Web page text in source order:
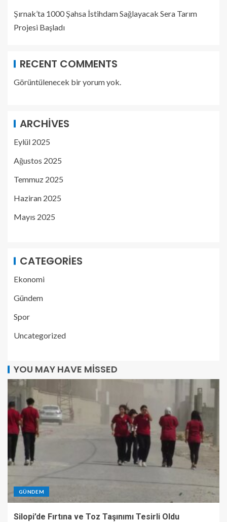
Şırnak’ta 1000 Şahsa İstihdam Sağlayacak Sera Tarım
Projesi Başladı
RECENT COMMENTS
Görüntülenecek bir yorum yok.
ARCHIVES
Eylül 2025
Ağustos 2025
Temmuz 2025
Haziran 2025
Mayıs 2025
CATEGORIES
Ekonomi
Gündem
Spor
Uncategorized
YOU MAY HAVE MISSED
GÜNDEM
Silopi’de Fırtına ve Toz Taşınımı Tesirli Oldu